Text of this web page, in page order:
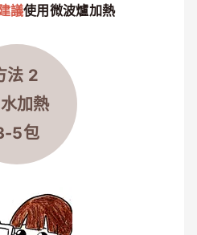
議使用微波爐加熱
法 2
加熱
5包